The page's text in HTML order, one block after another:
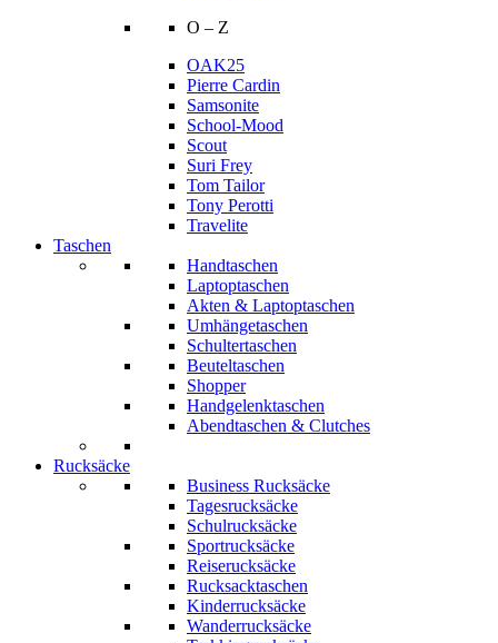
O – Z
OAK25
Pierre Cardin
Samsonite
School-Mood
Scout
Suri Frey
Tom Tailor
Tony Perotti
Travelite
Taschen
Handtaschen
Laptoptaschen
Akten & Laptoptaschen
Umhängetaschen
Schultertaschen
Beuteltaschen
Shopper
Handgelenktaschen
Abendtaschen & Clutches
Rucksäcke
Business Rucksäcke
Tagesrucksäcke
Schulrucksäcke
Sportrucksäcke
Reiserucksäcke
Rucksacktaschen
Kinderrucksäcke
Wanderrucksäcke